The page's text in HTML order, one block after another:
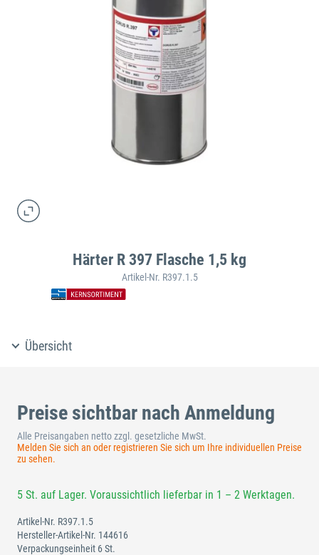
Härter R 397 Flasche 1,5 kg
Artikel-Nr. R397.1.5
Übersicht
Preise sichtbar nach Anmeldung
Alle Preisangaben netto zzgl. gesetzliche MwSt.
Melden Sie sich an oder registrieren Sie sich um Ihre individuellen Preise
zu sehen.
5 St. auf Lager. Voraussichtlich lieferbar in 1 – 2 Werktagen.
Artikel-Nr. R397.1.5
Hersteller-Artikel-Nr. 144616
Verpackungseinheit 6 St.